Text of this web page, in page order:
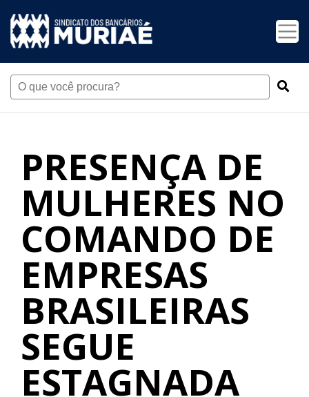
PRESENÇA DE
MULHERES NO
COMANDO DE
EMPRESAS
BRASILEIRAS
SEGUE
ESTAGNADA